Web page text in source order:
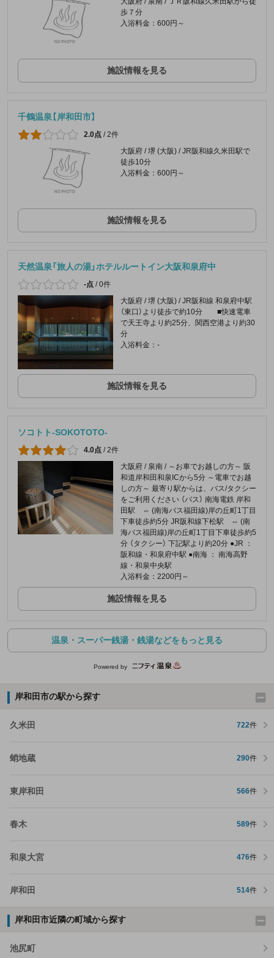
歩７分
入浴料金：600円～
施設情報を見る
千鶴温泉【岸和田市】
2.0点 /2件
大阪府 / 堺 (大阪) / JR阪和線久米田駅で
徒歩10分
入浴料金：600円～
施設情報を見る
天然温泉「旅人の湯」ホテルルートイン大阪和泉府中
-点 /0件
大阪府 / 堺 (大阪) / JR阪和線 和泉府中駅
（東口）より徒歩で約10分 ■快速電車
で天王寺より約25分、関西空港より約30
分
入浴料金：-
施設情報を見る
ソコトト-SOKOTOTO-
4.0点 / 2件
大阪府 / 泉南 / ～お車でお越しの方～ 阪
和道岸和田和泉ICから5分 ～電車でお越
しの方～ 最寄り駅からは、バス/タクシー
をご利用ください （バス） 南海電鉄 岸和
田駅 ⇔ (南海バス福田線)岸の丘町1丁目
下車徒歩約5分 JR阪和線下松駅 ⇔ (南
海バス福田線)岸の丘町1丁目下車徒歩約5
分 （タクシー） 下記駅より約20分 ●JR ：
阪和線・和泉府中駅 ●南海 ： 南海高野
線・和泉中央駅
入浴料金：2200円～
施設情報を見る
温泉・スーパー銭湯・銭湯などをもっと見る
Powered by
岸和田市の駅から探す
久米田 722件
蛸地蔵 290件
東岸和田 566件
春木 589件
和泉大宮 476件
岸和田 514件
岸和田市近隣の町域から探す
池尻町